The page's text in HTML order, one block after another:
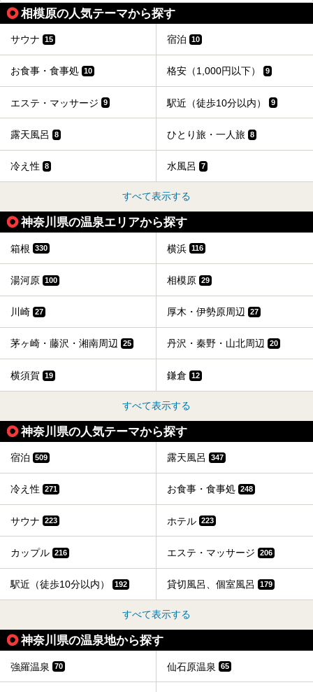
相模原の人気テーマから探す
サウナ 15 宿泊 10
お食事・食事処 10 格安（1,000円以下） 9
エステ・マッサージ 9 駅近（徒歩10分以内） 9
露天風呂 8 ひとり旅・一人旅 8
冷え性 8 水風呂 7
すべて表示する
神奈川県の温泉エリアから探す
箱根 330 横浜 116
湯河原 100 相模原 29
川崎 27 厚木・伊勢原周辺 27
茅ヶ崎・藤沢・湘南周辺 25 丹沢・秦野・山北周辺 20
横須賀 19 鎌倉 12
すべて表示する
神奈川県の人気テーマから探す
宿泊 509 露天風呂 347
冷え性 271 お食事・食事処 248
サウナ 223 ホテル 223
カップル 216 エステ・マッサージ 206
駅近（徒歩10分以内） 192 貸切風呂、個室風呂 179
すべて表示する
神奈川県の温泉地から探す
強羅温泉 70 仙石原温泉 65